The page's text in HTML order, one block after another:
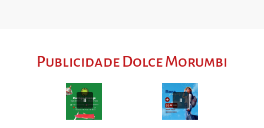
Publicidade Dolce Morumbi